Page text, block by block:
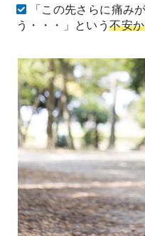
「この先さらに痛み
う・・・」という不安